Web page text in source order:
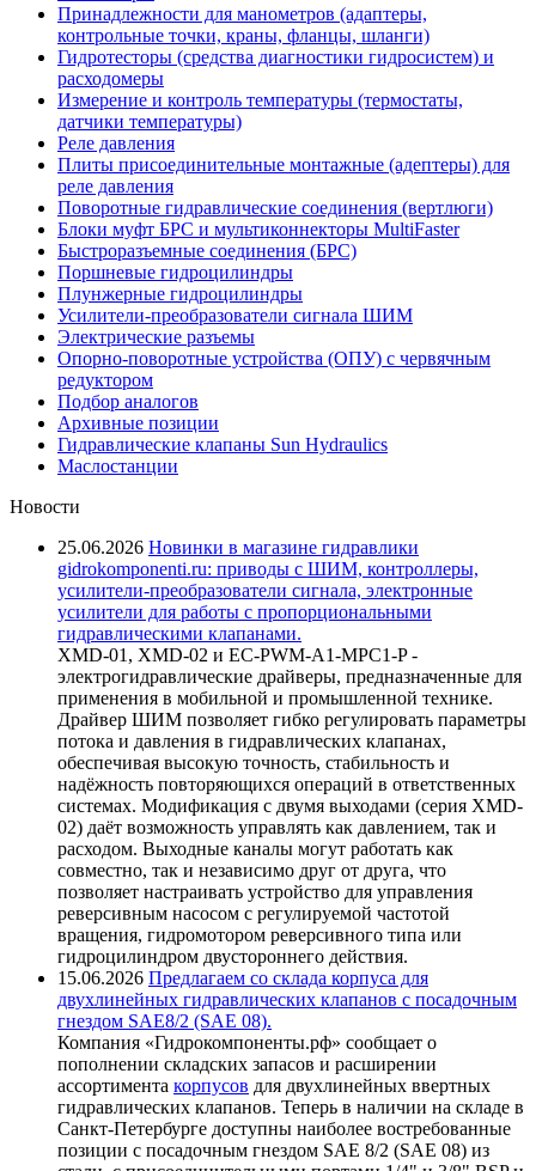
Принадлежности для манометров (адаптеры,
контрольные точки, краны, фланцы, шланги)
Гидротесторы (средства диагностики гидросистем) и
расходомеры
Измерение и контроль температуры (термостаты,
датчики температуры)
Реле давления
Плиты присоединительные монтажные (адептеры) для
реле давления
Поворотные гидравлические соединения (вертлюги)
Блоки муфт БРС и мультиконнекторы MultiFaster
Быстроразъемные соединения (БРС)
Поршневые гидроцилиндры
Плунжерные гидроцилиндры
Усилители-преобразователи сигнала ШИМ
Электрические разъемы
Опорно-поворотные устройства (ОПУ) с червячным
редуктором
Подбор аналогов
Архивные позиции
Гидравлические клапаны Sun Hydraulics
Маслостанции
Новости
25.06.2026 Новинки в магазине гидравлики
gidrokomponenti.ru: приводы с ШИМ, контроллеры,
усилители-преобразователи сигнала, электронные
усилители для работы с пропорциональными
гидравлическими клапанами.
XMD-01, XMD-02 и EC-PWM-A1-MPC1-P -
электрогидравлические драйверы, предназначенные для
применения в мобильной и промышленной технике.
Драйвер ШИМ позволяет гибко регулировать параметры
потока и давления в гидравлических клапанах,
обеспечивая высокую точность, стабильность и
надёжность повторяющихся операций в ответственных
системах. Модификация с двумя выходами (серия XMD-
02) даёт возможность управлять как давлением, так и
расходом. Выходные каналы могут работать как
совместно, так и независимо друг от друга, что
позволяет настраивать устройство для управления
реверсивным насосом с регулируемой частотой
вращения, гидромотором реверсивного типа или
гидроцилиндром двустороннего действия.
15.06.2026 Предлагаем со склада корпуса для
двухлинейных гидравлических клапанов с посадочным
гнездом SAE8/2 (SAE 08).
Компания «Гидрокомпоненты.рф» сообщает о
пополнении складских запасов и расширении
ассортимента корпусов для двухлинейных ввертных
гидравлических клапанов. Теперь в наличии на складе в
Санкт-Петербурге доступны наиболее востребованные
позиции с посадочным гнездом SAE 8/2 (SAE 08) из